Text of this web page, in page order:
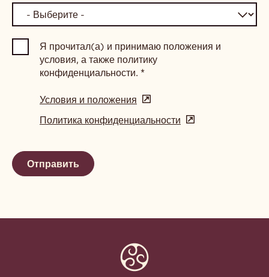
Я прочитал(а) и принимаю положения и
условия, а также политику
конфиденциальности. *
Условия и положения (opens
a
Политика конфиденциальности (opens